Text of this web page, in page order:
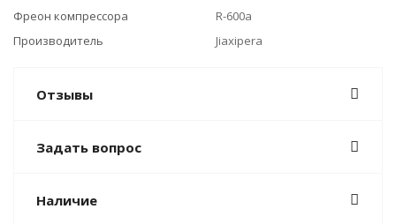
Фреон компрессора
R-600a
Производитель
Jiaxipera
Отзывы
Задать вопрос
Наличие